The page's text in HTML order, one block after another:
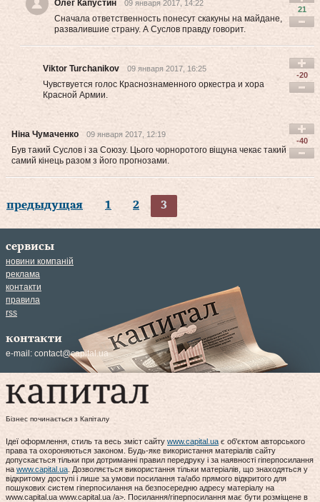
Олег Капустин 09 января 2017, 14:22
Сначала ответственность понесут скакуны на майдане,
развалившие страну. А Суслов правду говорит.
21
Viktor Turchanikov 09 января 2017, 16:25
Чувствуется голос Краснознаменного оркестра и хора
Красной Армии.
-20
Ніна Чумаченко 09 января 2017, 12:19
Був такий Суслов і за Союзу. Цього чорноротого віщуна чекає такий
самий кінець разом з його прогнозами.
-40
предыдущая 1 2 3
сервисы
новини компаній
реклама
контакти
правила
rss
контакти
e-mail: contact@capital.ua
Бізнес починається з Капіталу
Ідеї оформлення, стиль та весь зміст сайту www.capital.uaє об'єктом авторського
права та охороняються законом. Будь-яке використання матеріалів сайту
допускається тільки при дотриманні правил передруку і за наявності гіперпосилання
на www.capital.ua. Дозволяється використання тільки матеріалів, що знаходяться у
відкритому доступі і лише за умови посилання та/або прямого відкритого для
пошукових систем гіперпосилання на безпосередню адресу матеріалу на
www.capital.ua www.capital.ua /a>. Посилання/гіперпосилання має бути розміщене в